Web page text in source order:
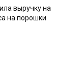
выручку на
на порошки